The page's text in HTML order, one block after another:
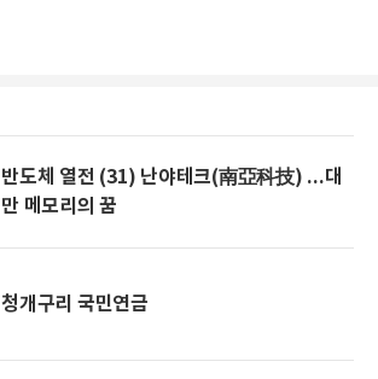
반도체 열전 (31) 난야테크(南亞科技) ...대
만 메모리의 꿈
청개구리 국민연금